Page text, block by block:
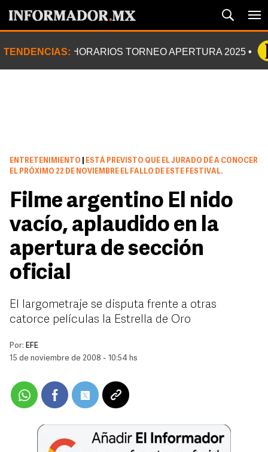
TENDENCIAS: HORARIOS TORNEO APERTURA 2025
ENTRETENIMIENTO
ESTÁ PREVISTO QUE EL JURADO DÉ A CONOCER
EL PRÓXIMO 22 DE NOVIEMBRE EL FALLO DE ESTE FESTIVAL.
Filme argentino El nido
vacío, aplaudido en la
apertura de sección
oficial
El largometraje se disputa frente a otras
catorce películas la Estrella de Oro
Por: EFE
15 de noviembre de 2008 - 10:54 hs